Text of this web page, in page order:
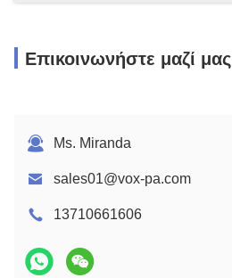
Επικοινωνήστε μαζί μας
Ms. Miranda
sales01@vox-pa.com
13710661606